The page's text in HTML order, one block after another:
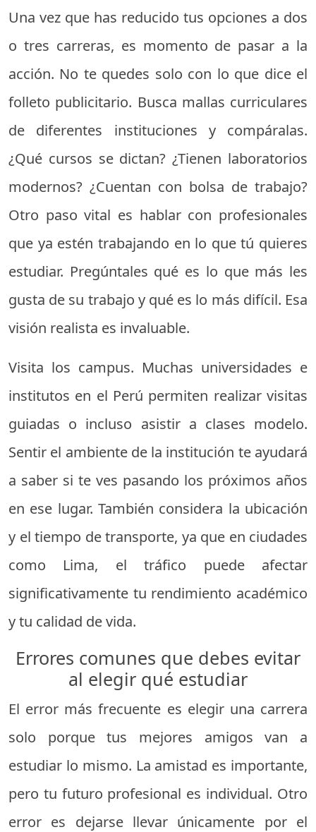
Una vez que has reducido tus opciones a dos
o tres carreras, es momento de pasar a la
acción. No te quedes solo con lo que dice el
folleto publicitario. Busca mallas curriculares
de diferentes instituciones y compáralas.
¿Qué cursos se dictan? ¿Tienen laboratorios
modernos? ¿Cuentan con bolsa de trabajo?
Otro paso vital es hablar con profesionales
que ya estén trabajando en lo que tú quieres
estudiar. Pregúntales qué es lo que más les
gusta de su trabajo y qué es lo más difícil. Esa
visión realista es invaluable.
Visita los campus. Muchas universidades e
institutos en el Perú permiten realizar visitas
guiadas o incluso asistir a clases modelo.
Sentir el ambiente de la institución te ayudará
a saber si te ves pasando los próximos años
en ese lugar. También considera la ubicación
y el tiempo de transporte, ya que en ciudades
como Lima, el tráfico puede afectar
significativamente tu rendimiento académico
y tu calidad de vida.
Errores comunes que debes evitar
al elegir qué estudiar
El error más frecuente es elegir una carrera
solo porque tus mejores amigos van a
estudiar lo mismo. La amistad es importante,
pero tu futuro profesional es individual. Otro
error es dejarse llevar únicamente por el